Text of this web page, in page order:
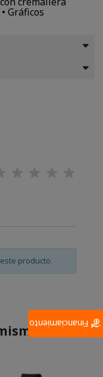
Gráficos
producto.
Financiamiento